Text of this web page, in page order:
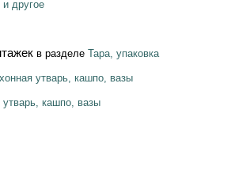
и другое
в разделе Тара, упаковка
утварь, кашпо, вазы
утварь, кашпо, вазы